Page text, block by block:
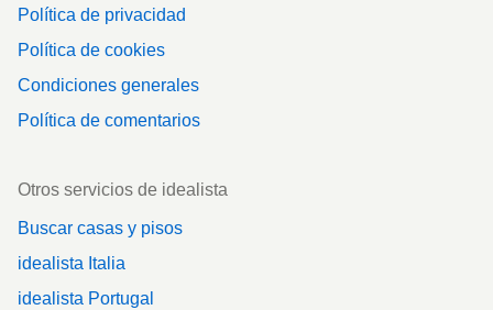
Política de privacidad
Política de cookies
Condiciones generales
Política de comentarios
Otros servicios de idealista
Buscar casas y pisos
idealista Italia
idealista Portugal